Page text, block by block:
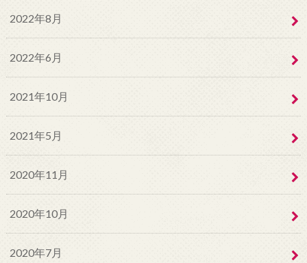
2022年8月
2022年6月
2021年10月
2021年5月
2020年11月
2020年10月
2020年7月